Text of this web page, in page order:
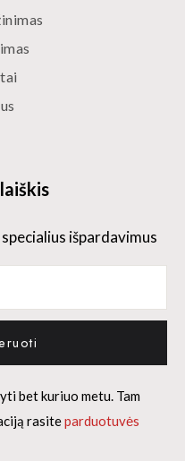
išpardavimus
bet kuriuo metu. Tam
rasiteparduotuvės